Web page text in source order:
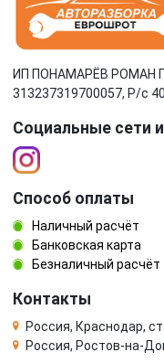
ИП ПОНАМАРЁВ РОМАН
313237319700057, Р/c
Социальные сети
Способ оплаты
Наличный расчёт
Банковская карта
Безналичный расчёт
Контакты
Россия, Краснодар,
Россия, Ростов-на-